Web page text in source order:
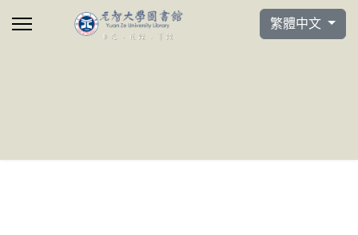
選擇你的語言
繁體中文